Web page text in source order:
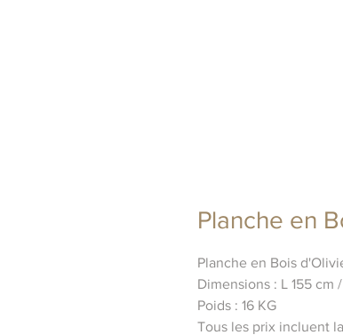
Planche en
Planche en Bois
Dimensions : L 155 cm
Poids : 16 KG
Tous les prix incluent